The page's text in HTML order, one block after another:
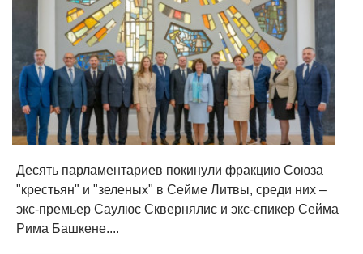
Десять парламентариев покинули фракцию Союза
"крестьян" и "зеленых" в Сейме Литвы, среди них –
экс-премьер Саулюс Сквернялис и экс-спикер Сейма
Рима Башкене....